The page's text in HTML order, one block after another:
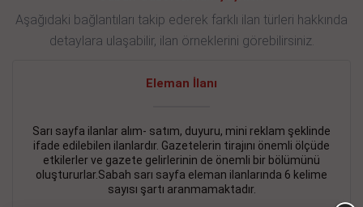
Aşağıdaki bağlantıları takip ederek farklı ilan türleri hakkında
detaylara ulaşabilir, ilan örneklerini görebilirsiniz.
Eleman İlanı
Sarı sayfa ilanlar alım- satım, duyuru, mini reklam şeklinde
ifade edilebilen ilanlardır. Gazetelerin tirajını önemli ölçüde
etkilerler ve gazete gelirlerinin de önemli bir bölümünü
oluştururlar.Sabah sarı sayfa eleman ilanlarında 6 kelime
sayısı şartı aranmamaktadır.